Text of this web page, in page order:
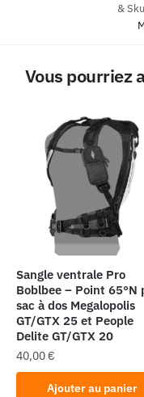
&
Vous pourriez
Sangle ventrale Pro
Boblbee – Point 65°N
sac à dos Megalopolis
GT/GTX 25 et People
Delite GT/GTX 20
40,00€
Ajouter au panier